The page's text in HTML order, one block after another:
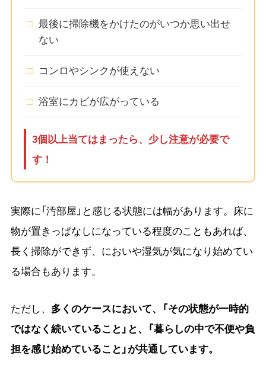
□ 最後に掃除機をかけたのがいつか思い出せ
ない
□ コンロやシンクが使えない
□ 浴室にカビが広がっている
3個以上当てはまったら、少し注意が必要で
す！
実際に「汚部屋」と感じる状態には幅があります。床に
物が置きっぱなしになっている程度のこともあれば、
長く掃除ができず、においや湿気が気になり始めてい
る場合もあります。
ただし、 多くのケースにおいて、「その状態が一時的
ではなく続いていること」と、「暮らしの中で不便や負
担を感じ始めていること」が共通しています。